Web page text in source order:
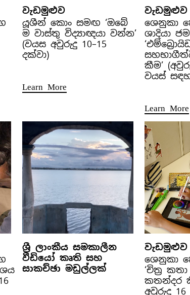
වැඩමුළුව
යූශීන් කොං සමඟ ‘ඔබේ
ම වාස්තු විද්‍යාඥයා වන්න’
(වයස අවුරුදු 10–15
දක්වා)
Learn More
වැඩමුළුව
ශෙනුකා
ශාදියා
කීම’
වයස්
Learn More
ශ්‍රී ලාංකීය සමකාලීන
වීඩියෝ කෘති සහ
සාකච්ඡා මඩුල්ලක්
වැඩමුළුව
ශෙනුකා
‘චිත්‍ර
කතන්දර
අවුරුදු